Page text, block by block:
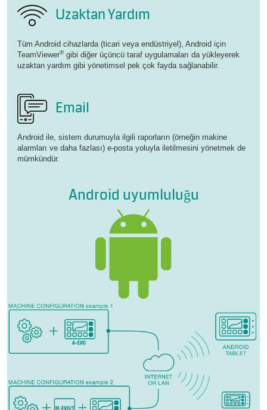
Uzaktan Yardım
Tüm Android cihazlarda (ticari veya endüstriyel), Android için
TeamViewer®gibi diğer üçüncü taraf uygulamaları da yükleyerek
uzaktan yardım gibi yönetimsel pek çok fayda sağlanabilir.
Email
Android ile, sistem durumuyla ilgili raporların (örneğin makine
alarmları ve daha fazlası) e-posta yoluyla iletilmesini yönetmek de
mümkündür.
Android uyumluluğu